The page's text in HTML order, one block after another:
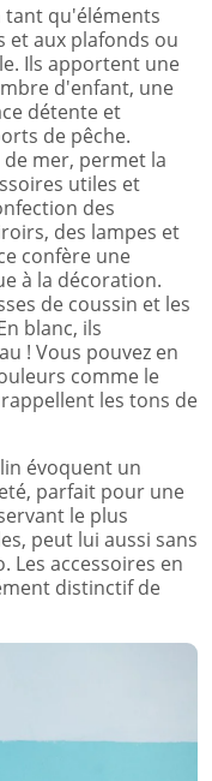
tant qu'éléments
et aux plafonds ou
Ils apportent une
d'enfant, une
détente et
de pêche.
mer, permet la
utiles et
des
des lampes et
confère une
à la décoration.
de coussin et les
blanc, ils
! Vous pouvez en
comme le
les tons de
évoquent un
parfait pour une
le plus
peut lui aussi sans
Les accessoires en
distinctif de